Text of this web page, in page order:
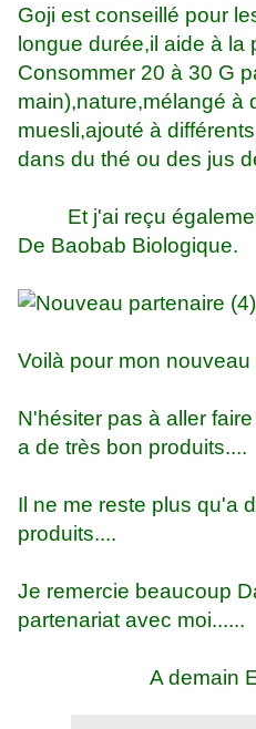
Goji est conseillé pour
longue durée,il aide à la
Consommer 20 à 30 G
main),nature,mélangé à
muesli,ajouté à
dans du thé ou des jus
Et j'ai reçu
De Baobab Biologique.
Voilà pour mon nouveau
N'hésiter pas à aller
a de très bon produits....
Il ne me reste plus qu'a
produits....
Je remercie beaucoup
partenariat avec moi......
A demain Et